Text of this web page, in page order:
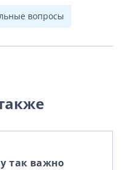
вопросы
так важно